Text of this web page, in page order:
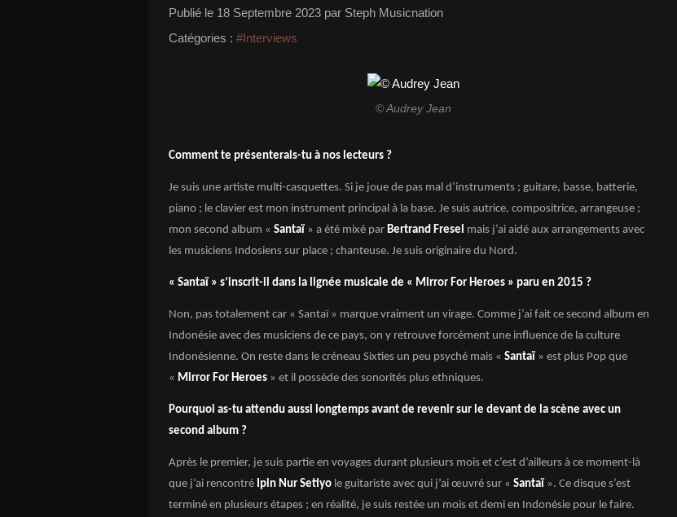
Publié le 18 Septembre 2023 par Steph Musicnation
Catégories : #Interviews
© Audrey Jean
Comment te présenterais-tu à nos lecteurs ?
Je suis une artiste multi-casquettes. Si je joue de pas mal d’instruments ; guitare, basse, batterie,
piano ; le clavier est mon instrument principal à la base. Je suis autrice, compositrice, arrangeuse ;
mon second album « Santaï » a été mixé par Bertrand Fresel mais j’ai aidé aux arrangements avec
les musiciens Indosiens sur place ; chanteuse. Je suis originaire du Nord.
« Santaï » s’inscrit-il dans la lignée musicale de « Mirror For Heroes » paru en 2015 ?
Non, pas totalement car « Santaï » marque vraiment un virage. Comme j’ai fait ce second album en
Indonésie avec des musiciens de ce pays, on y retrouve forcément une influence de la culture
Indonésienne. On reste dans le créneau Sixties un peu psyché mais « Santaï » est plus Pop que
« Mirror For Heroes » et il possède des sonorités plus ethniques.
Pourquoi as-tu attendu aussi longtemps avant de revenir sur le devant de la scène avec un
second album ?
Après le premier, je suis partie en voyages durant plusieurs mois et c’est d’ailleurs à ce moment-là
que j’ai rencontré Ipin Nur Setiyo le guitariste avec qui j’ai œuvré sur « Santaï ». Ce disque s’est
terminé en plusieurs étapes ; en réalité, je suis restée un mois et demi en Indonésie pour le faire.